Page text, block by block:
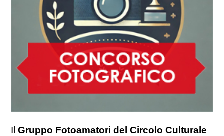
Il Gruppo Fotoamatori del Circolo Culturale